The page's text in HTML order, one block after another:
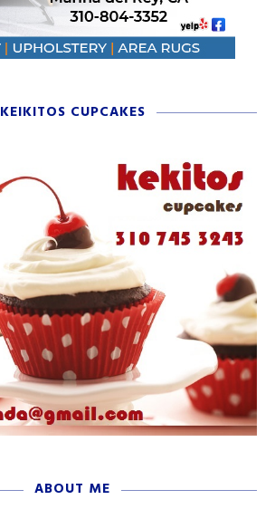
KEIKITOS CUPCAKES
ABOUT ME